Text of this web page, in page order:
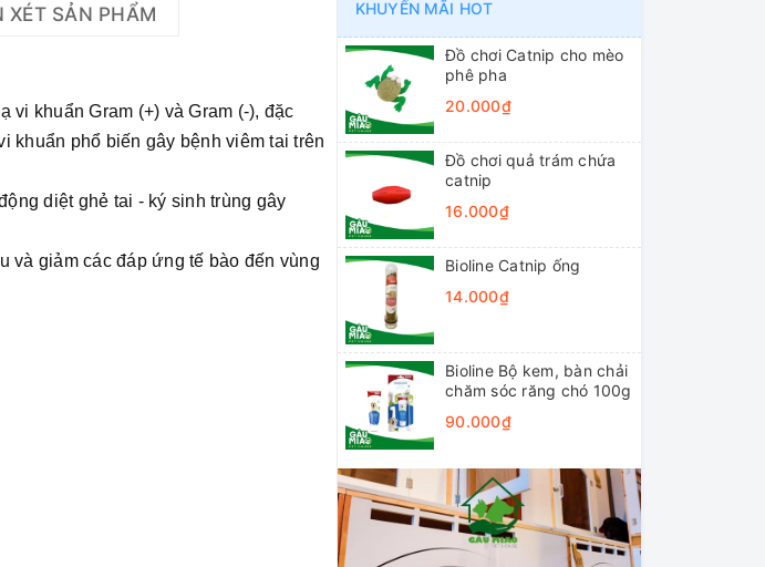
XÉT SẢN PHẨM
vi khuẩn Gram (+) và Gram (-), đặc
khuẩn phổ biến gây bệnh viêm tai trên
diệt ghẻ tai - ký sinh trùng gây
và giảm các đáp ứng tế bào đến vùng
KHUYẾN MÃI HOT
Đồ chơi Catnip cho mèo
phê pha
20.000₫
Đồ chơi quả trám chứa
catnip
16.000₫
Bioline Catnip ống
14.000₫
Bioline Bộ kem, bàn chải
chăm sóc răng chó 100g
90.000₫